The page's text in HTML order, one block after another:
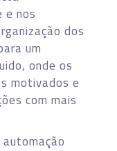
e nos
dos
um
onde os
motivados e
com mais